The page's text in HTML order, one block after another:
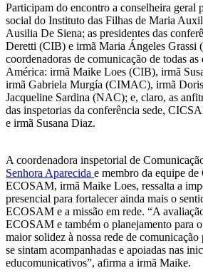
Participam do encontro a conselheira geral
social do Instituto das Filhas de Maria
Ausilia De Siena; as presidentes das
Deretti (CIB) e irmã Maria Ángeles Grassi
coordenadoras de comunicação de todas as
América: irmã Maike Loes (CIB), irmã
irmã Gabriela Murgía (CIMAC), irmã
Jacqueline Sardina (NAC); e, claro, as
das inspetorias da conferência sede,
e irmã Susana Diaz.
A coordenadora inspetorial de
Senhora Aparecida e membro da equipe de
ECOSAM, irmã Maike Loes, ressalta a
presencial para fortalecer ainda mais o
ECOSAM e a missão em rede. “A
ECOSAM e também o planejamento para
maior solidez à nossa rede de comunicação
se sintam acompanhadas e apoiadas nas
educomunicativos”, afirma a irmã Maike.